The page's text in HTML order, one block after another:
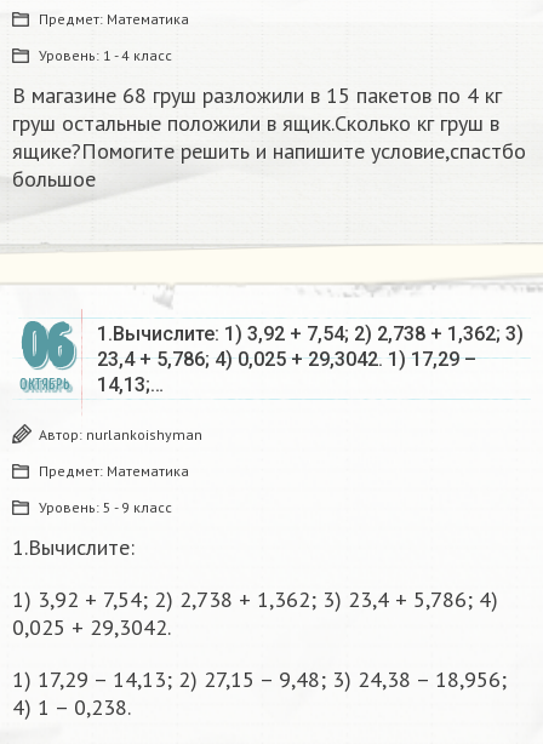
Предмет: Математика
Уровень: 1 - 4 класс
В магазине 68 груш разложили в 15 пакетов по 4 кг
груш остальные положили в ящик.Сколько кг груш в
ящике?Помогите решить и напишите условие,спастбо
большое
06
ОКТЯБРЬ
1.Вычислите: 1) 3,92 + 7,54; 2) 2,738 + 1,362; 3)
23,4 + 5,786; 4) 0,025 + 29,3042. 1) 17,29 –
14,13;…
Автор: nurlankoishyman
Предмет: Математика
Уровень: 5 - 9 класс
1.Вычислите:
1) 3,92 + 7,54; 2) 2,738 + 1,362; 3) 23,4 + 5,786; 4)
0,025 + 29,3042.
1) 17,29 – 14,13; 2) 27,15 – 9,48; 3) 24,38 – 18,956;
4) 1 – 0,238.